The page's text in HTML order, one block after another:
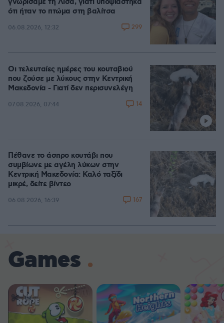
γνωρίσαμε τη Λίσα, γιατί υποψιάστηκα
ότι ήταν το πτώμα στη βαλίτσα
06.08.2026, 12:32 299
Οι τελευταίες ημέρες του κουταβιού
που ζούσε με λύκους στην Κεντρική
Μακεδονία - Γιατί δεν περισυνελέγη
07.08.2026, 07:44 14
Πέθανε το άσπρο κουτάβι που
συμβίωνε με αγέλη λύκων στην
Κεντρική Μακεδονία: Καλό ταξίδι
μικρέ, δείτε βίντεο
06.08.2026, 16:39 167
Games